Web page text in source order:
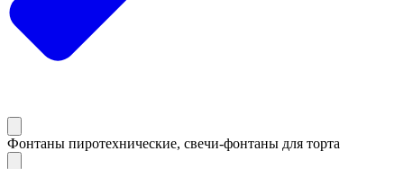
Фонтаны пиротехнические, свечи-фонтаны для торта